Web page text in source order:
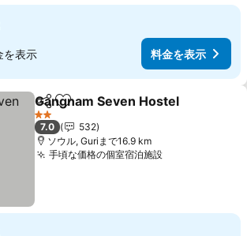
を表示 料金を表示
シェアお気に入りに追加
Gangnam Seven Hostel
2 ホテルのランク
7.0
532
ソウル, Guriまで16.9 km
手頃な価格の個室宿泊施設